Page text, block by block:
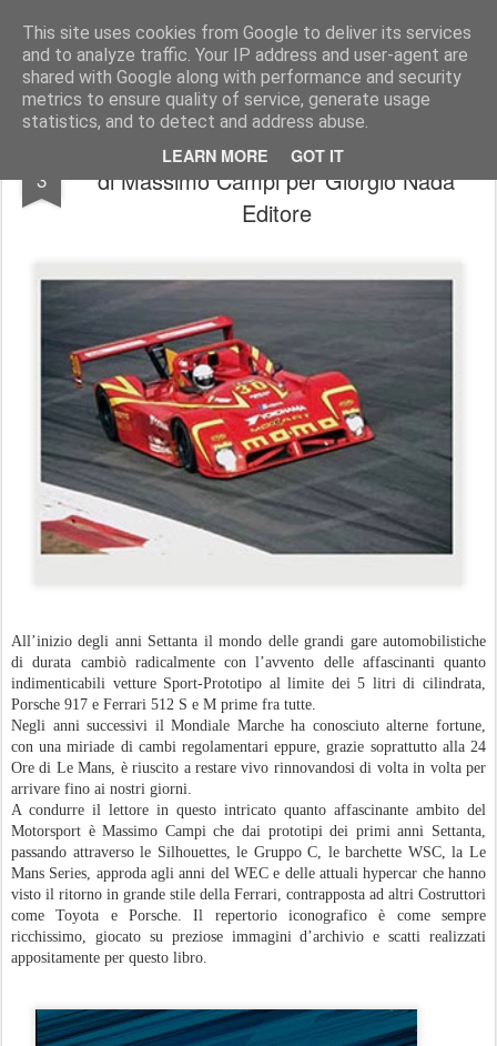
This site uses cookies from Google to deliver its services
and to analyze traffic. Your IP address and user-agent are
shared with Google along with performance and security
metrics to ensure quality of service, generate usage
statistics, and to detect and address abuse.
LEARN MORE GOT IT
AutoMotoCorse. Motorsport Random News 280912
3
Tutto sulle Sport-Prototipo nell’ ultimo libro
di Massimo Campi per Giorgio Nada
Editore
All’inizio degli anni Settanta il mondo delle grandi gare automobilistiche
di durata cambiò radicalmente con l’avvento delle affascinanti quanto
indimenticabili vetture Sport-Prototipo al limite dei 5 litri di cilindrata,
Porsche 917 e Ferrari 512 S e M prime fra tutte.
Negli anni successivi il Mondiale Marche ha conosciuto alterne fortune,
con una miriade di cambi regolamentari eppure, grazie soprattutto alla 24
Ore di Le Mans, è riuscito a restare vivo rinnovandosi di volta in volta per
arrivare fino ai nostri giorni.
A condurre il lettore in questo intricato quanto affascinante ambito del
Motorsport è Massimo Campi che dai prototipi dei primi anni Settanta,
passando attraverso le Silhouettes, le Gruppo C, le barchette WSC, la Le
Mans Series, approda agli anni del WEC e delle attuali hypercar che hanno
visto il ritorno in grande stile della Ferrari, contrapposta ad altri Costruttori
come Toyota e Porsche. Il repertorio iconografico è come sempre
ricchissimo, giocato su preziose immagini d’archivio e scatti realizzati
appositamente per questo libro.